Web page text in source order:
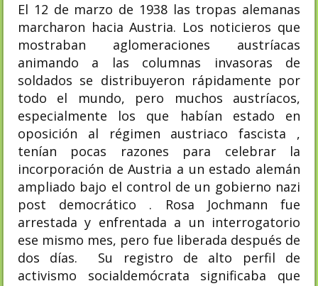
El 12 de marzo de 1938 las tropas alemanas
marcharon hacia Austria. Los noticieros que
mostraban aglomeraciones austríacas
animando a las columnas invasoras de
soldados se distribuyeron rápidamente por
todo el mundo, pero muchos austríacos,
especialmente los que habían estado en
oposición al régimen austriaco fascista ,
tenían pocas razones para celebrar la
incorporación de Austria a un estado alemán
ampliado bajo el control de un gobierno nazi
post democrático . Rosa Jochmann fue
arrestada y enfrentada a un interrogatorio
ese mismo mes, pero fue liberada después de
dos días. Su registro de alto perfil de
activismo socialdemócrata significaba que